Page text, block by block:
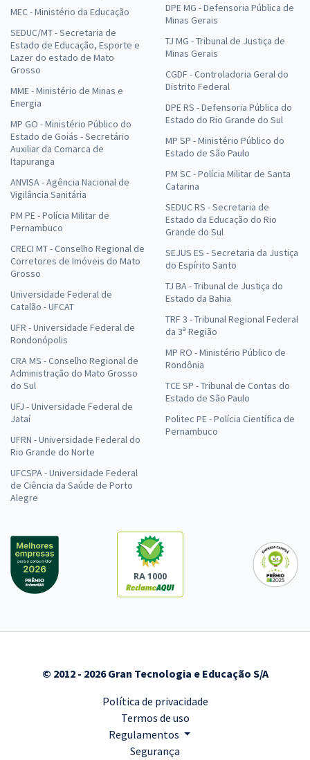
MEC - Ministério da Educação
SEDUC/MT - Secretaria de
Estado de Educação, Esporte e
Lazer do estado de Mato
Grosso
MME - Ministério de Minas e
Energia
MP GO - Ministério Público do
Estado de Goiás - Secretário
Auxiliar da Comarca de
Itapuranga
ANVISA - Agência Nacional de
Vigilância Sanitária
PM PE - Polícia Militar de
Pernambuco
CRECI MT - Conselho Regional de
Corretores de Imóveis do Mato
Grosso
Universidade Federal de
Catalão - UFCAT
UFR - Universidade Federal de
Rondonópolis
CRA MS - Conselho Regional de
Administração do Mato Grosso
do Sul
UFJ - Universidade Federal de
Jataí
UFRN - Universidade Federal do
Rio Grande do Norte
UFCSPA - Universidade Federal
de Ciência da Saúde de Porto
Alegre
DPE MG - Defensoria Pública de
Minas Gerais
TJ MG - Tribunal de Justiça de
Minas Gerais
CGDF - Controladoria Geral do
Distrito Federal
DPE RS - Defensoria Pública do
Estado do Rio Grande do Sul
MP SP - Ministério Público do
Estado de São Paulo
PM SC - Polícia Militar de Santa
Catarina
SEDUC RS - Secretaria de
Estado da Educação do Rio
Grande do Sul
SEJUS ES - Secretaria da Justiça
do Espírito Santo
TJ BA - Tribunal de Justiça do
Estado da Bahia
TRF 3 - Tribunal Regional Federal
da 3ª Região
MP RO - Ministério Público de
Rondônia
TCE SP - Tribunal de Contas do
Estado de São Paulo
Politec PE - Polícia Científica de
Pernambuco
RA 1000
© 2012 - 2026 Gran Tecnologia e Educação S/A
Política de privacidade
Termos de uso
Regulamentos
Segurança